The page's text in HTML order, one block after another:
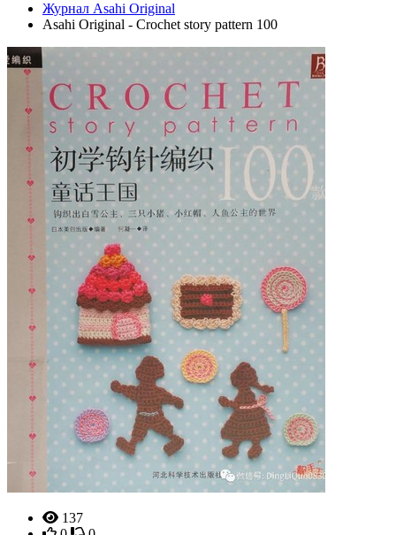
Журнал Asahi Original
Asahi Original - Crochet story pattern 100
137